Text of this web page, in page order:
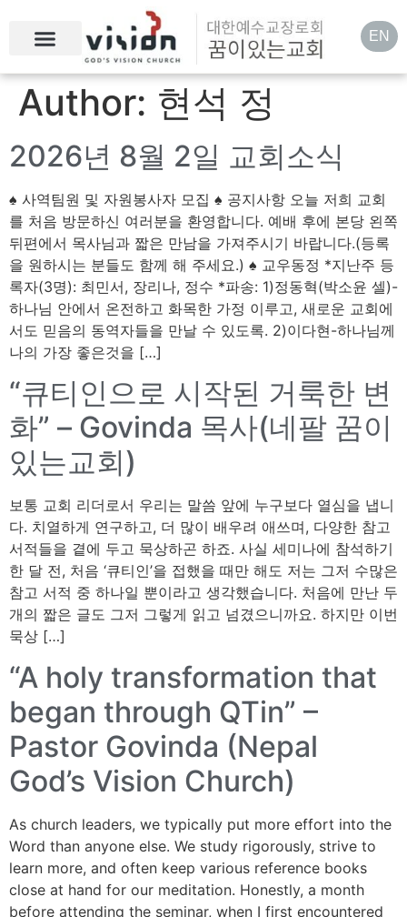
EN
Author: 현석 정
2026년 8월 2일 교회소식
♠ 사역팀원 및 자원봉사자 모집 ♠ 공지사항 오늘 저희 교회
를 처음 방문하신 여러분을 환영합니다. 예배 후에 본당 왼쪽
뒤편에서 목사님과 짧은 만남을 가져주시기 바랍니다.(등록
을 원하시는 분들도 함께 해 주세요.) ♠ 교우동정 *지난주 등
록자(3명): 최민서, 장리나, 정수 *파송: 1)정동혁(박소윤 셀)-
하나님 안에서 온전하고 화목한 가정 이루고, 새로운 교회에
서도 믿음의 동역자들을 만날 수 있도록. 2)이다현-하나님께
나의 가장 좋은것을 […]
“큐티인으로 시작된 거룩한 변
화” – Govinda 목사(네팔 꿈이
있는교회)
보통 교회 리더로서 우리는 말씀 앞에 누구보다 열심을 냅니
다. 치열하게 연구하고, 더 많이 배우려 애쓰며, 다양한 참고
서적들을 곁에 두고 묵상하곤 하죠. 사실 세미나에 참석하기
한 달 전, 처음 ‘큐티인’을 접했을 때만 해도 저는 그저 수많은
참고 서적 중 하나일 뿐이라고 생각했습니다. 처음에 만난 두
개의 짧은 글도 그저 그렇게 읽고 넘겼으니까요. 하지만 이번
묵상 […]
“A holy transformation that
began through QTin” –
Pastor Govinda (Nepal
God’s Vision Church)
As church leaders, we typically put more effort into the
Word than anyone else. We study rigorously, strive to
learn more, and often keep various reference books
close at hand for our meditation. Honestly, a month
before attending the seminar, when I first encountered